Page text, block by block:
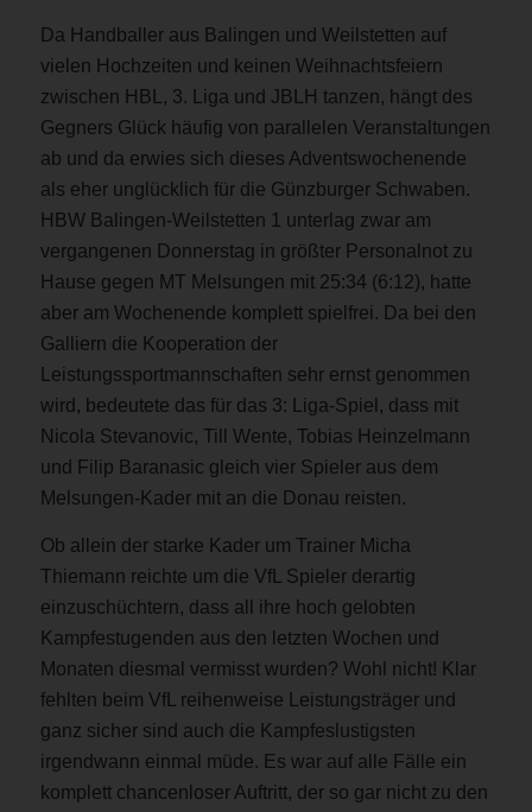
Da Handballer aus Balingen und Weilstetten auf
vielen Hochzeiten und keinen Weihnachtsfeiern
zwischen HBL, 3. Liga und JBLH tanzen, hängt des
Gegners Glück häufig von parallelen Veranstaltungen
ab und da erwies sich dieses Adventswochenende
als eher unglücklich für die Günzburger Schwaben.
HBW Balingen-Weilstetten 1 unterlag zwar am
vergangenen Donnerstag in größter Personalnot zu
Hause gegen MT Melsungen mit 25:34 (6:12), hatte
aber am Wochenende komplett spielfrei. Da bei den
Galliern die Kooperation der
Leistungssportmannschaften sehr ernst genommen
wird, bedeutete das für das 3: Liga-Spiel, dass mit
Nicola Stevanovic, Till Wente, Tobias Heinzelmann
und Filip Baranasic gleich vier Spieler aus dem
Melsungen-Kader mit an die Donau reisten.
Ob allein der starke Kader um Trainer Micha
Thiemann reichte um die VfL Spieler derartig
einzuschüchtern, dass all ihre hoch gelobten
Kampfestugenden aus den letzten Wochen und
Monaten diesmal vermisst wurden? Wohl nicht! Klar
fehlten beim VfL reihenweise Leistungsträger und
ganz sicher sind auch die Kampfeslustigsten
irgendwann einmal müde. Es war auf alle Fälle ein
komplett chancenloser Auftritt, der so gar nicht zu den